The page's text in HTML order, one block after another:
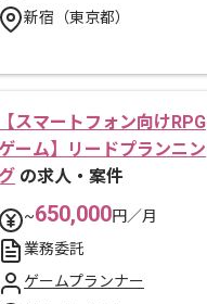
新宿（東京都）
スマートフォン向けRPG
ーム】リードプランニン
の求人・案件
~650,000円／月
業務委託
ゲームプランナー